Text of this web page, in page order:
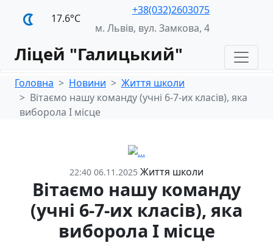
17.6°С
+38(032)2603075
м. Львів, вул. Замкова, 4
Ліцей "Галицький"
Головна Новини
Життя школи
Вітаємо нашу команду (учні 6-7-их класів), яка
виборола І місце
22:40 06.11.2025 Життя школи
Вітаємо нашу команду
(учні 6-7-их класів), яка
виборола І місце